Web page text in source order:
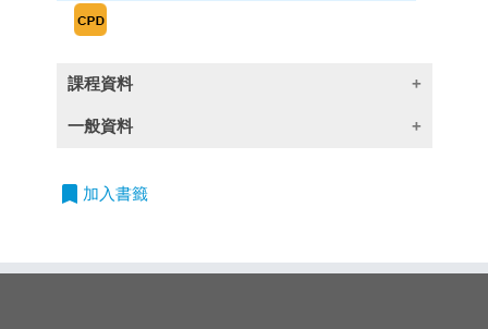
課程資料
- 兩個指數必須彼此確認
- 成交量與趨勢配合
- 反轉訊號被確認之前，應該假定既有趨勢將繼
一般資料
授課語言
除一些指定以英語授課的課程外,所有課程均以廣東話
bookmark 加入書籤